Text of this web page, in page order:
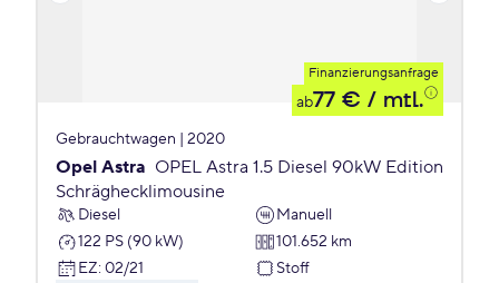
Finanzierungsanfrage
ab77 € / mtl.
Gebrauchtwagen | 2020
Opel Astra OPEL Astra 1.5 Diesel 90kW Edition
Schräghecklimousine
Diesel
Manuell
122 PS (90 kW)
101.652 km
EZ: 02/21 Stoff